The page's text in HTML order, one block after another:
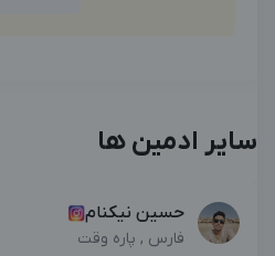
سایر ادمین ها
حسین نیکنام
فارس , پاره وقت